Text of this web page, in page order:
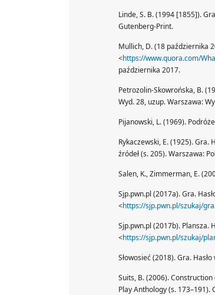
Linde, S. B. (1994 [1855]).
Gutenberg-Print.
Mullich, D. (18 października
<https://www.quora.com/
października 2017.
Petrozolin-Skowrońska, B.
Wyd. 28, uzup. Warszawa:
Pijanowski, L. (1969).
Rykaczewski, E. (1925). Gra.
źródeł (s. 205). Warszawa:
Salen, K., Zimmerman, E.
Sjp.pwn.pl (2017a). Gra.
<https://sjp.pwn.pl/szukaj/
Sjp.pwn.pl (2017b). Plansza.
<https://sjp.pwn.pl/szukaj/
Słowosieć (2018). Gra.
Suits, B. (2006).
Play Anthology (s.